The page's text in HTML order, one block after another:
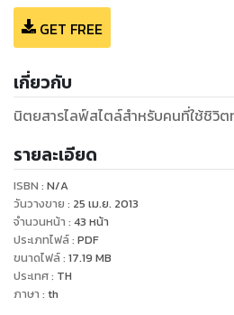
GET FREE
เกี่ยวกับ
นิตยสารไลฟ์สไตล์สําหรับคนที่ใช้ชิวิ
รายละเอียด
ISBN : N/A
วันวางขาย : 25 เม.ย. 2013
จำนวนหน้า : 43 หน้า
ประเภทไฟล์: PDF
ขนาดไฟล์: 17.19 MB
ประเทศ: TH
ภาษา : th